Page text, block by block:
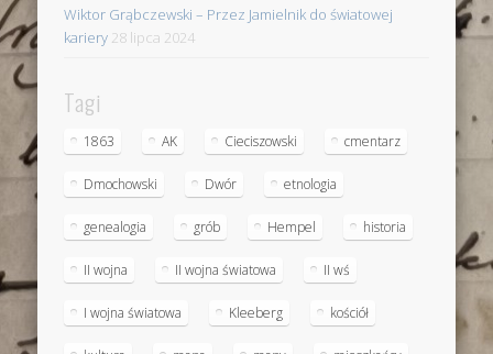
Wiktor Grąbczewski – Przez Jamielnik do światowej
kariery 28 lipca 2024
Tagi
1863 AK Cieciszowski cmentarz
Dmochowski Dwór etnologia
genealogia grób Hempel historia
II wojna II wojna światowa II wś
I wojna światowa Kleeberg kościół